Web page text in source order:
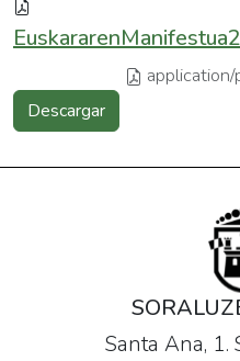
Descargar
Santa Ana, 1.